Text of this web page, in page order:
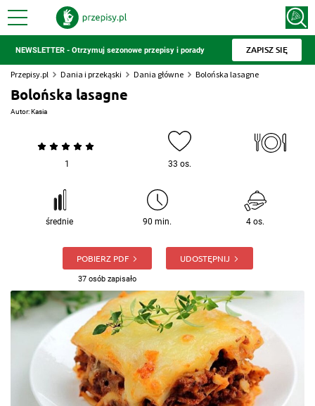
NEWSLETTER - Otrzymuj sezonowe przepisy i porady ZAPISZ SIĘ
Przepisy.pl Dania i przekąski Dania główne Bolońska lasagne
Bolońska lasagne
Autor:Kasia
1 33 os.
średnie 90 min. 4 os.
POBIERZ PDF
37 osób zapisało
UDOSTĘPNIJ